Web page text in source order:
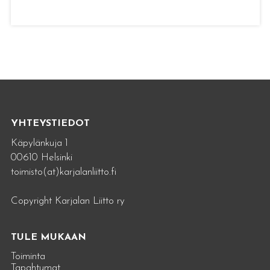
YHTEYSTIEDOT
Käpylänkuja 1
00610 Helsinki
toimisto(at)karjalanliitto.fi
Copyright Karjalan Liitto ry
TULE MUKAAN
Toiminta
Tapahtumat